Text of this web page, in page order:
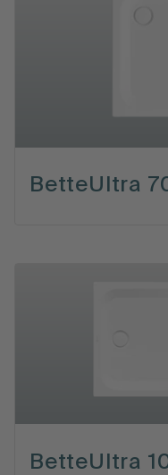
BetteUltra
BetteUltra